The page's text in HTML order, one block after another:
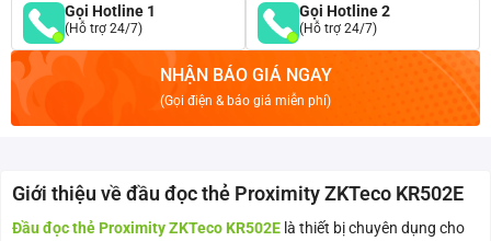
Gọi Hotline 1
(Hỗ trợ 24/7)
Gọi Hotline 2
(Hỗ trợ 24/7)
NHẬN BÁO GIÁ NGAY
(Gọi điện & báo giá miễn phí)
Giới thiệu về đầu đọc thẻ Proximity ZKTeco KR502E
Đầu đọc thẻ Proximity ZKTeco KR502E là thiết bị chuyên dụng cho